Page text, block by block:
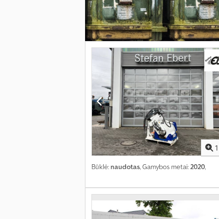
1
Būklė: naudotas, Gamybos metai:2020,